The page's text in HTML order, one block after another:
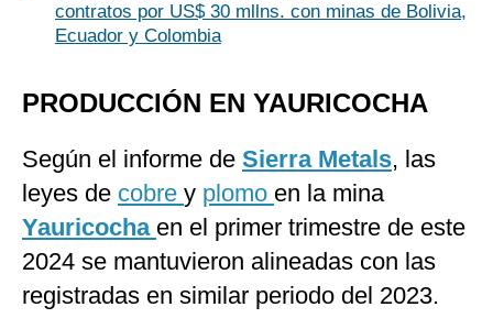
contratos por US$ 30 mllns. con minas de Bolivia,
Ecuador y Colombia
PRODUCCIÓN EN YAURICOCHA
Según el informe de Sierra Metals, las
leyes de cobre y plomo en la mina
Yauricocha en el primer trimestre de este
2024 se mantuvieron alineadas con las
registradas en similar periodo del 2023.